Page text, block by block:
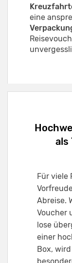
eine
als
Für viele
Abreise.
Voucher
lose
einer
Box,